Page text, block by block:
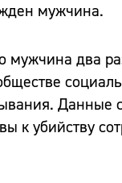
мужчина.
мужчина два
Данные
к убийству